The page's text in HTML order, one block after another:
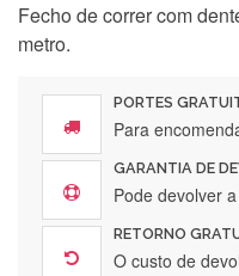
Fecho de correr com
metro.
PORTES
Para
GARANTIA DE
Pode devolver
RETORNO
O custo de
Gostei ,Serviço